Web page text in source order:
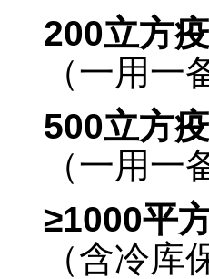
200立方
（一用
500立方
（一用
≥1000平
（含冷